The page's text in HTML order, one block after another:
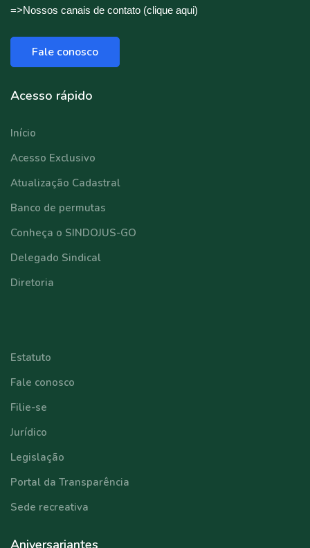
=>Nossos canais de contato (clique aqui)
Fale conosco
Acesso rápido
Início
Acesso Exclusivo
Atualização Cadastral
Banco de permutas
Conheça o SINDOJUS-GO
Delegado Sindical
Diretoria
Estatuto
Fale conosco
Filie-se
Jurídico
Legislação
Portal da Transparência
Sede recreativa